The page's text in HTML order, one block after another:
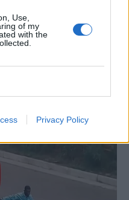
Use,
of my
with the
Privacy Policy